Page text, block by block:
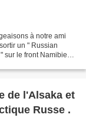
à notre ami
un " Russian
le front Namibien [
de l'Alsaka et
Russe .